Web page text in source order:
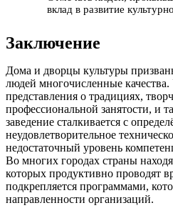
вклад в развитие
Заключение
Дома и дворцы культуры
людей многочисленные
представления о традициях,
профессиональной занятости, и
заведение сталкивается с
неудовлетворительное
недостаточный уровень
Во многих городах страны
которых продуктивно проводят
подкрепляется программами,
направленности организаций.